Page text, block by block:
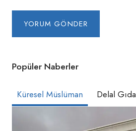
Popüler Naberler
Küresel Müslüman Delal Gıda